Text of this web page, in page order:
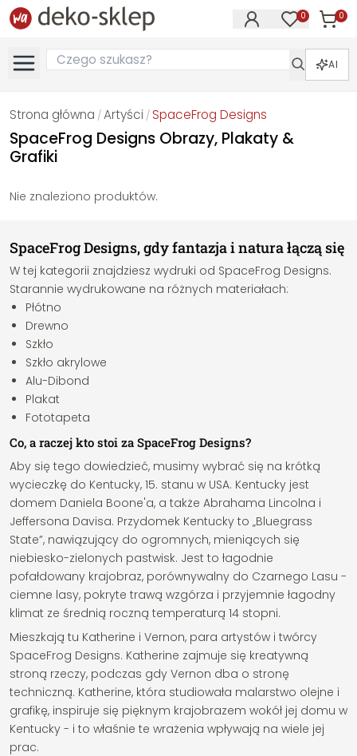
0 0
AI
Strona główna /Artyści / SpaceFrog Designs
SpaceFrog Designs Obrazy, Plakaty &
Grafiki
Nie znaleziono produktów.
SpaceFrog Designs, gdy fantazja i natura łączą się
W tej kategorii znajdziesz wydruki od SpaceFrog Designs.
Starannie wydrukowane na różnych materiałach:
Płótno
Drewno
Szkło
Szkło akrylowe
Alu-Dibond
Plakat
Fototapeta
Co, a raczej kto stoi za SpaceFrog Designs?
Aby się tego dowiedzieć, musimy wybrać się na krótką
wycieczkę do Kentucky, 15. stanu w USA. Kentucky jest
domem Daniela Boone'a, a także Abrahama Lincolna i
Jeffersona Davisa. Przydomek Kentucky to „Bluegrass
State”, nawiązujący do ogromnych, mieniących się
niebiesko-zielonych pastwisk. Jest to łagodnie
pofałdowany krajobraz, porównywalny do Czarnego Lasu -
ciemne lasy, pokryte trawą wzgórza i przyjemnie łagodny
klimat ze średnią roczną temperaturą 14 stopni.
Mieszkają tu Katherine i Vernon, para artystów i twórcy
SpaceFrog Designs. Katherine zajmuje się kreatywną
stroną rzeczy, podczas gdy Vernon dba o stronę
techniczną. Katherine, która studiowała malarstwo olejne i
grafikę, inspiruje się pięknym krajobrazem wokół jej domu w
Kentucky - i to właśnie te wrażenia wpływają na wiele jej
prac.